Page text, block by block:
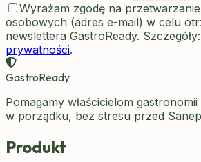
Wyrażam zgodę na
osobowych (adres e-mail) w celu
newslettera GastroReady. Szczegóły:
prywatności.
GastroReady
Pomagamy właścicielom
w porządku, bez stresu przed
Produkt